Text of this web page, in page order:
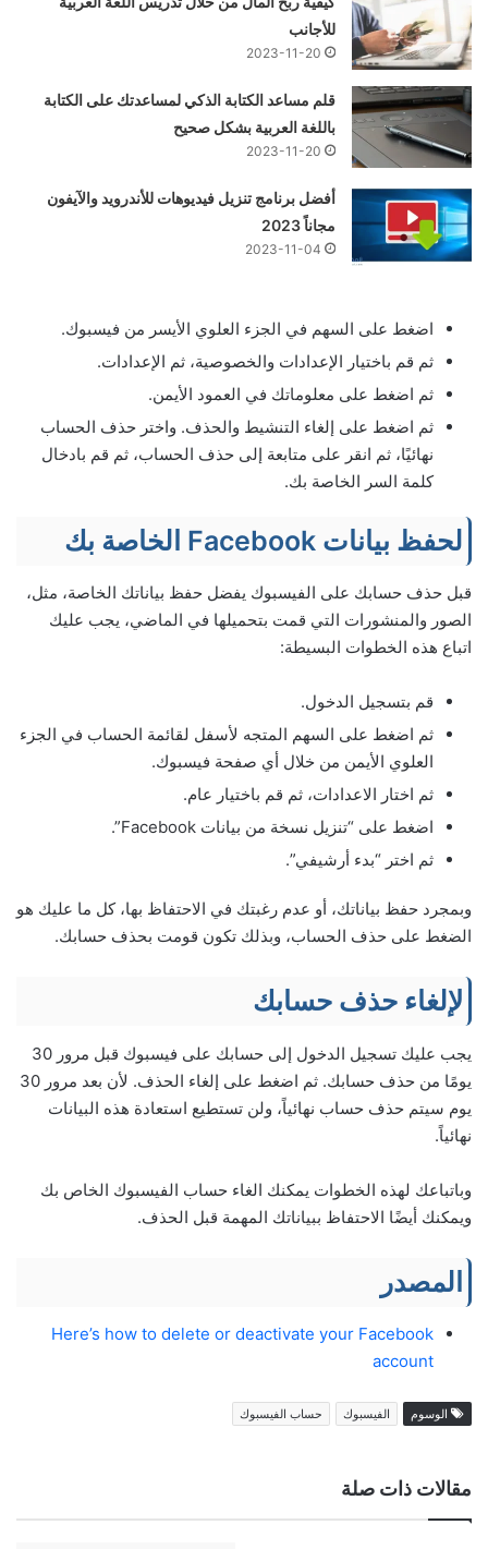
للأجانب
2023-11-20
قلم مساعد الكتابة الذكي لمساعدتك على الكتابة
باللغة العربية بشكل صحيح
2023-11-20
أفضل برنامج تنزيل فيديوهات للأندرويد والآيفون
مجاناً 2023
2023-11-04
اضغط على السهم في الجزء العلوي الأيسر من فيسبوك.
ثم قم باختيار الإعدادات والخصوصية، ثم الإعدادات.
ثم اضغط على معلوماتك في العمود الأيمن.
ثم اضغط على إلغاء التنشيط والحذف. واختر حذف الحساب
نهائيًا، ثم انقر على متابعة إلى حذف الحساب، ثم قم بادخال
كلمة السر الخاصة بك.
لحفظ بيانات Facebook الخاصة بك
قبل حذف حسابك على الفيسبوك يفضل حفظ بياناتك الخاصة، مثل،
الصور والمنشورات التي قمت بتحميلها في الماضي، يجب عليك
اتباع هذه الخطوات البسيطة:
قم بتسجيل الدخول.
ثم اضغط على السهم المتجه لأسفل لقائمة الحساب في الجزء
العلوي الأيمن من خلال أي صفحة فيسبوك.
ثم اختار الاعدادات، ثم قم باختيار عام.
اضغط على “تنزيل نسخة من بيانات Facebook”.
ثم اختر “بدء أرشيفي”.
وبمجرد حفظ بياناتك، أو عدم رغبتك في الاحتفاظ بها، كل ما عليك هو
الضغط على حذف الحساب، وبذلك تكون قومت بحذف حسابك.
لإلغاء حذف حسابك
يجب عليك تسجيل الدخول إلى حسابك على فيسبوك قبل مرور 30
يومًا من حذف حسابك. ثم اضغط على إلغاء الحذف. لأن بعد مرور 30
يوم سيتم حذف حساب نهائياً، ولن تستطيع استعادة هذه البيانات
نهائياً.
وباتباعك لهذه الخطوات يمكنك الغاء حساب الفيسبوك الخاص بك
ويمكنك أيضًا الاحتفاظ ببياناتك المهمة قبل الحذف.
المصدر
Here’s how to delete or deactivate your Facebook
account
الوسوم الفيسبوك حساب الفيسبوك
مقالات ذات صلة